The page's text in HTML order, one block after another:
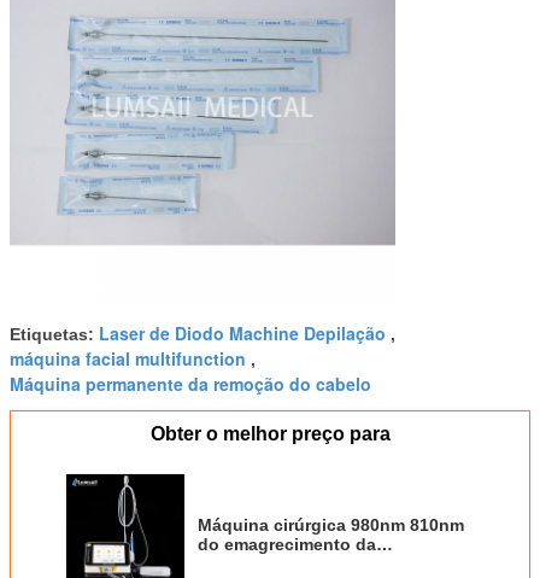
Etiquetas: Laser de Diodo Machine Depilação ,
máquina facial multifunction ,
Máquina permanente da remoção do cabelo
Obter o melhor preço para
Máquina cirúrgica 980nm 810nm
do emagrecimento da